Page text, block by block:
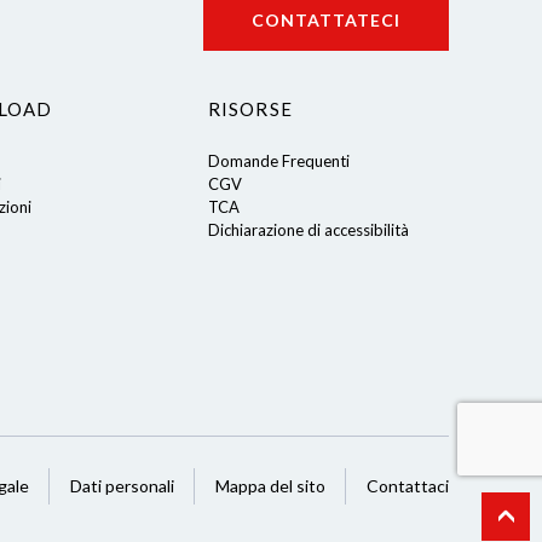
CONTATTATECI
RISORSE
Domande Frequenti
CGV
TCA
Dichiarazione di accessibilità
Dati personali Mappa del sito
Contattaci
le tue preferenze per controllare come le tue